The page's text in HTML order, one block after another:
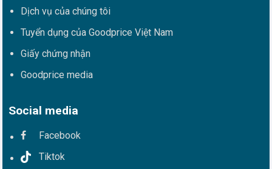
Dịch vụ của chúng tôi
Tuyển dụng của Goodprice Việt Nam
Giấy chứng nhận
Goodprice media
Social media
Facebook
Tiktok